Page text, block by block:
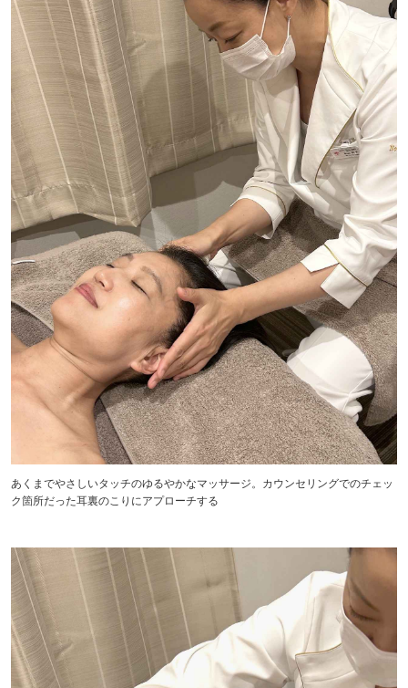
あくまでやさしいタッチのゆるやかなマッサージ。カウンセリングでのチェッ
ク箇所だった耳裏のこりにアプローチする